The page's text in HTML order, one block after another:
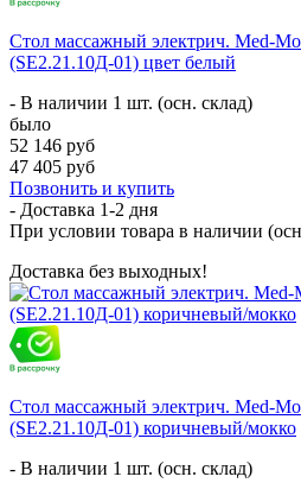
Стол массажный электрич. Med-
(SE2.21.10Д-01) цвет белый
- В наличии 1 шт. (осн. склад)
было
52 146 руб
47 405 руб
Позвонить и купить
- Доставка 1-2 дня
При условии товара в наличии
Доставка без выходных!
Стол массажный электрич. Med-
(SE2.21.10Д-01) коричневый/мокко
- В наличии 1 шт. (осн. склад)